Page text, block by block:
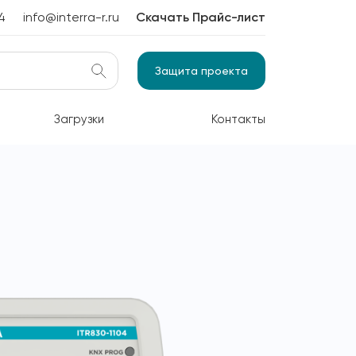
info@interra-r.ru Скачать Прайс-лист
Защита проекта
Загрузки Контакты